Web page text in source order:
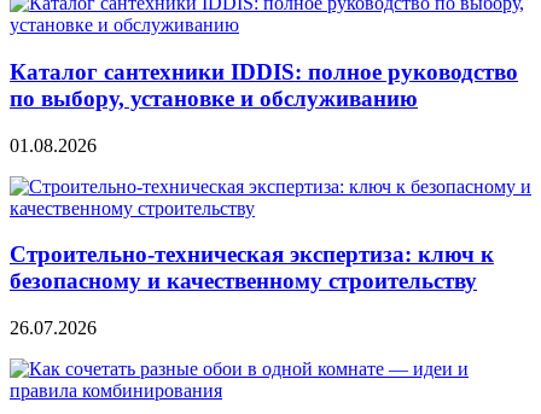
Каталог сантехники IDDIS: полное руководство
по выбору, установке и обслуживанию
01.08.2026
Строительно‑техническая экспертиза: ключ к
безопасному и качественному строительству
26.07.2026